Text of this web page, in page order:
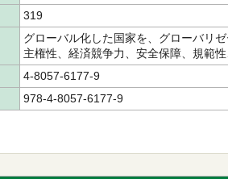
319
グローバル化した国家を、グローバリ
主権性、経済競争力、安全保障、規範
4-8057-6177-9
978-4-8057-6177-9